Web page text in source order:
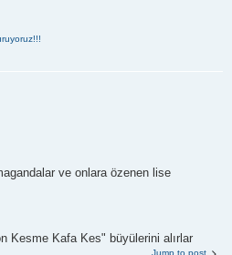
ve onlara özenen lise
Kesme Kafa Kes" büyülerini alırlar
Jump to post